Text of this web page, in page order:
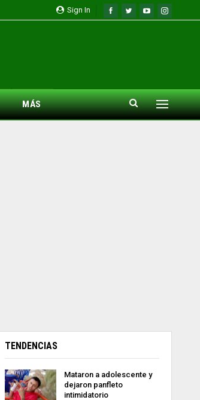
Sign In
MÁS
TENDENCIAS
Mataron a adolescente y
dejaron panfleto
intimidatorio